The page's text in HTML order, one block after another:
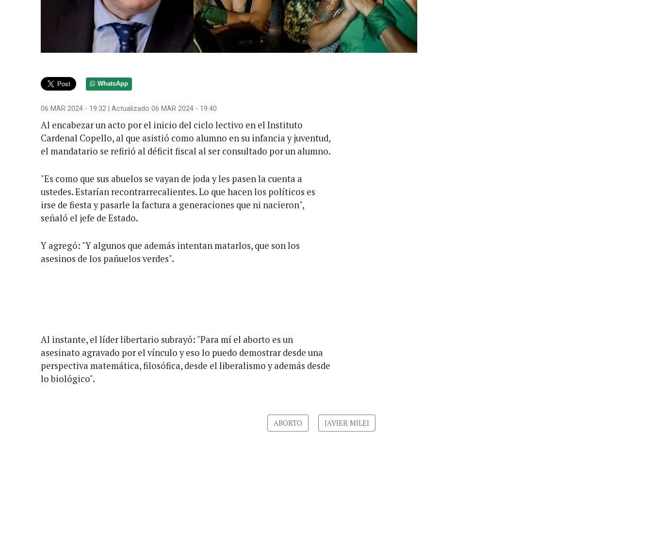
WhatsApp
06 MAR 2024 - 19:32 | Actualizado 06 MAR 2024 - 19:40
Al encabezar un acto por el inicio del ciclo lectivo en el Instituto
Cardenal Copello, al que asistió como alumno en su infancia y juventud,
el mandatario se refirió al déficit fiscal al ser consultado por un alumno.
"Es como que sus abuelos se vayan de joda y les pasen la cuenta a
ustedes. Estarían recontrarrecalientes. Lo que hacen los políticos es
irse de fiesta y pasarle la factura a generaciones que ni nacieron",
señaló el jefe de Estado.
Y agregó: "Y algunos que además intentan matarlos, que son los
asesinos de los pañuelos verdes".
Al instante, el líder libertario subrayó: "Para mí el aborto es un
asesinato agravado por el vínculo y eso lo puedo demostrar desde una
perspectiva matemática, filosófica, desde el liberalismo y además desde
lo biológico".
ABORTO JAVIER MILEI